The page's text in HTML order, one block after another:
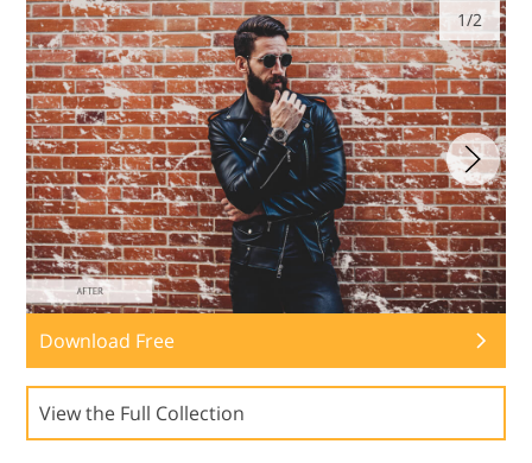
1/2
Download Free
View the Full Collection